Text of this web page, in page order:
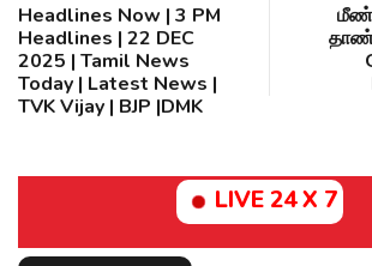
Headlines Now | 3 PM
Headlines | 22 DEC
2025 | Tamil News
Today | Latest News |
TVK Vijay | BJP |DMK
LIVE 24 X 7